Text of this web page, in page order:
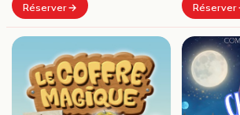
Réserver Réserver